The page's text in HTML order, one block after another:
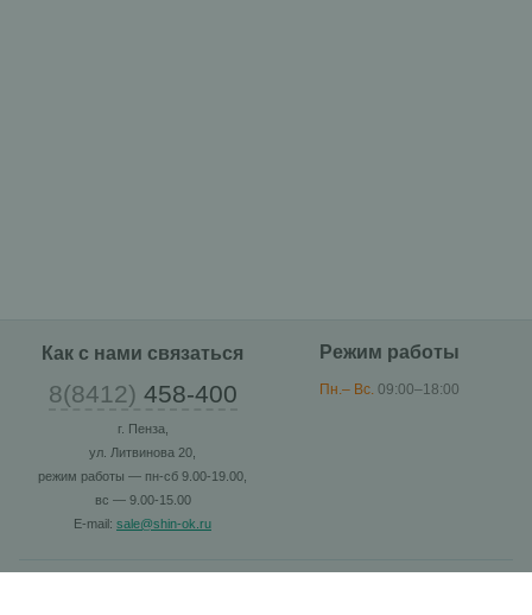
Как с нами связаться
8(8412) 458-400
г. Пенза,
ул. Литвинова 20,
режим работы — пн-сб 9.00-19.00,
вс — 9.00-15.00
E-mail: sale@shin-ok.ru
Режим работы
Пн.– Вс. 09:00–18:00